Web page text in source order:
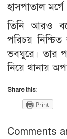
হাসপাতাল
তিনি আরও
পরিচয়
ভবঘুরে। তার
নিয়ে থানায়
Share this:
Print
Comments